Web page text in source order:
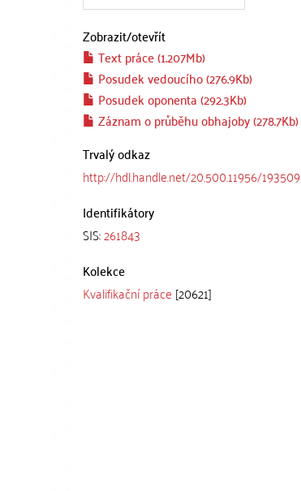
Zobrazit/otevřít
Text práce (1.207Mb)
Posudek vedoucího (276.9Kb)
Posudek oponenta (292.3Kb)
Záznam o průběhu obhajoby (278.7Kb)
Trvalý odkaz
http://hdl.handle.net/20.500.11956/193509
Identifikátory
SIS:261843
Kolekce
Kvalifikační práce [20621]